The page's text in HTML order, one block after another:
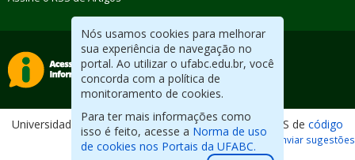
Nós usamos cookies para melhorar
sua experiência de navegação no
portal. Ao utilizar o ufabc.edu.br, você
concorda com a política de
monitoramento de cookies.
Para ter mais informações como
isso é feito, acesse a Norma de uso
de cookies nos Portais da UFABC.
Universidade Federal do ABC. Desenvolvido com CMS de código
aberto. Reportar erros / Enviar sugestões